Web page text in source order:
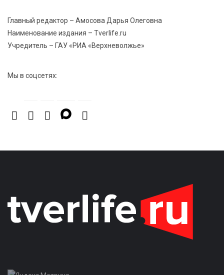
Главный редактор – Амосова Дарья Олеговна
Наименование издания – Tverlife.ru
Учредитель – ГАУ «РИА «Верхневолжье»
Мы в соцсетях: